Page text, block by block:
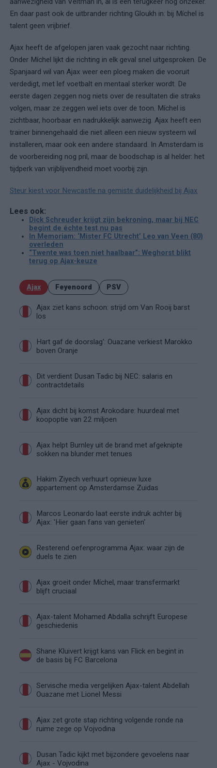
En daar past ook de uitbrander richting Gloukh in: bij Míchel is
talent geen vrijbrief.
Ajax heeft de afgelopen jaren vaak gezocht naar richting.
Onder Míchel lijkt die richting in elk geval snel uitgesproken. De
Spanjaard wil van Ajax weer een ploeg maken die vooruit
verdedigt, met lef voetbalt en mentaal sterker wordt. De
eerste dagen zeggen nog niets over de resultaten die straks
volgen, maar ze zeggen wel iets over de toon. Míchel is
zichtbaar, hoorbaar en nadrukkelijk aanwezig. Ajax heeft een
trainer binnengehaald die niet alleen een nieuw systeem wil
installeren, maar ook een andere standaard. In Amsterdam is
de voorbereiding nog pril, maar de boodschap is al helder: het
tijdperk van vrijblijvendheid moet voorbij zijn.
Steur kiest voor Newcastle na gemiste duidelijkheid bij Ajax
Lees ook:
Dick Schreuder krijgt zijn bekroning, maar bij NEC
begint de échte test nu pas
In Memoriam: ‘Mister FC Utrecht’ Leo van Veen (80)
overleden
“Twente was toen niet haalbaar”: Weghorst blikt
terug op Ajax-keuze
Ajax Feyenoord PSV
Ajax ziet kans schoon: strijd om Van Rooij barst
los
Hart gaf de doorslag': Ouazane verkiest Marokko
boven Oranje
Dit verdient Dusan Tadic bij NEC: salaris en
contractdetails
Ajax dicht bij komst Arokodare: huurdeal met
koopoptie van 22 miljoen
Ajax helpt Burnley uit de brand met afgeknipte
sokken na blunder met tenues
Hakim Ziyech verhuurt opnieuw luxe
appartement op Amsterdamse Zuidas
Marcos Leonardo laat eerste indruk achter bij
Ajax: 'Hier gaan fans van genieten'
Resterend oefenprogramma Ajax: waar zijn de
duels te zien
Ajax groeit onder Míchel, maar transfermarkt
blijft cruciaal
Ajax-talent Mohamed Abdalla schrijft Europese
geschiedenis
Shane Kluivert krijgt kans van Flick en begint in
de basis bij FC Barcelona
Servische media vergelijken Ajax-talent Abdellah
Ouazane met Lionel Messi
Ajax zet grote stap richting volgende ronde na
ruime zege op Vojvodina
Dusan Tadic kijkt met bijzondere gevoelens naar
Ajax - Vojvodina